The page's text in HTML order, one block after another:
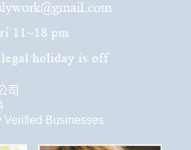
司
Verified Businesses